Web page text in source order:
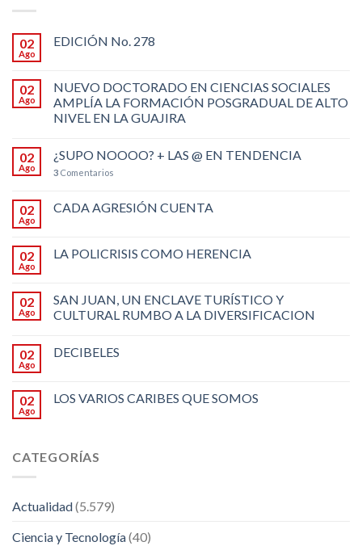
02
Ago
EDICIÓN No. 278
02
Ago
NUEVO DOCTORADO EN CIENCIAS SOCIALES
AMPLÍA LA FORMACIÓN POSGRADUAL DE ALTO
NIVEL EN LA GUAJIRA
02
Ago
¿SUPO NOOOO? + LAS @ EN TENDENCIA
3 Comentarios
02
Ago
CADA AGRESIÓN CUENTA
02
Ago
LA POLICRISIS COMO HERENCIA
02
Ago
SAN JUAN, UN ENCLAVE TURÍSTICO Y
CULTURAL RUMBO A LA DIVERSIFICACION
02
Ago
DECIBELES
02
Ago
LOS VARIOS CARIBES QUE SOMOS
CATEGORÍAS
Actualidad(5.579)
Ciencia y Tecnología(40)